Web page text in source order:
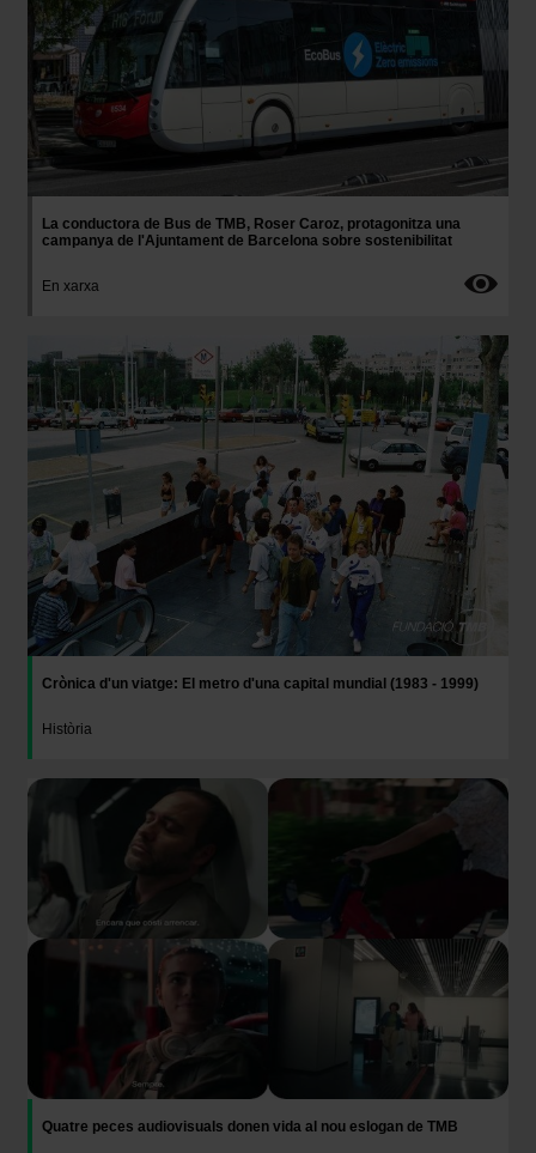
La conductora de Bus de TMB, Roser Caroz, protagonitza una
campanya de l'Ajuntament de Barcelona sobre sostenibilitat
En xarxa
Crònica d'un viatge: El metro d'una capital mundial (1983 - 1999)
Història
Imatge
Quatre peces audiovisuals donen vida al nou eslogan de TMB